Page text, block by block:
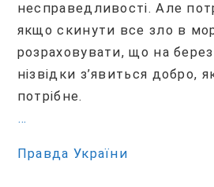
несправедливості. Але
якщо скинути все зло в
розраховувати, що на
нізвідки з’явиться добро,
потрібне.
…
Правда України